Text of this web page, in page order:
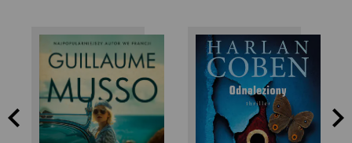
Guillaume Musso Harlan Coben